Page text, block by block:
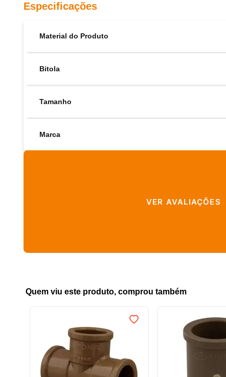
Especificações
Material do Produto
Bitola
Tamanho
Marca
VER AVALIAÇÕES
Quem viu este produto, comprou também